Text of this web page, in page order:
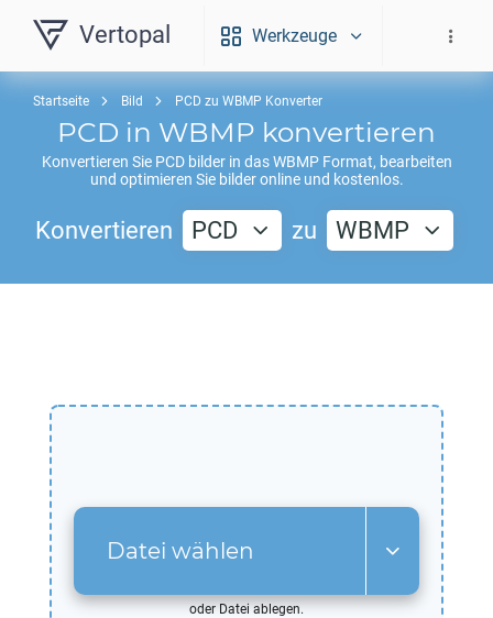
Vertopal Werkzeuge
Startseite Bild PCD zu WBMP Konverter
PCD in WBMP konvertieren
Konvertieren Sie PCDbilder in dasWBMPFormat, bearbeiten
und optimieren Sie bilder online und kostenlos.
Konvertieren PCD zu WBMP
Datei wählen
oder Datei ablegen.